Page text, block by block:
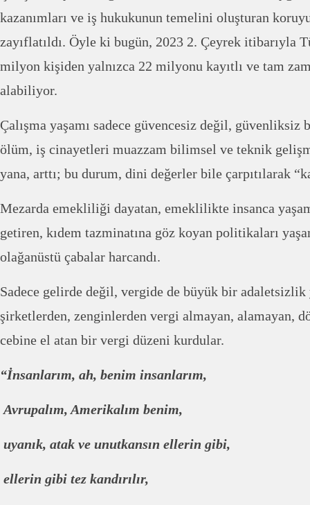
kazanımları ve iş hukukunun temelini oluşturan
zayıflatıldı. Öyle ki bugün, 2023 2. Çeyrek itibarıyla
milyon kişiden yalnızca 22 milyonu kayıtlı ve tam
alabiliyor.
Çalışma yaşamı sadece güvencesiz değil, güvenliksiz
ölüm, iş cinayetleri muazzam bilimsel ve teknik
yana, arttı; bu durum, dini değerler bile çarpıtılarak
Mezarda emekliliği dayatan, emeklilikte insanca
getiren, kıdem tazminatına göz koyan politikaları
olağanüstü çabalar harcandı.
Sadece gelirde değil, vergide de büyük bir adaletsizlik
şirketlerden, zenginlerden vergi almayan, alamayan,
cebine el atan bir vergi düzeni kurdular.
“İnsanlarım, ah, benim insanlarım,
Avrupalım, Amerikalım benim,
uyanık, atak ve unutkansın ellerin gibi,
ellerin gibi tez kandırılır,